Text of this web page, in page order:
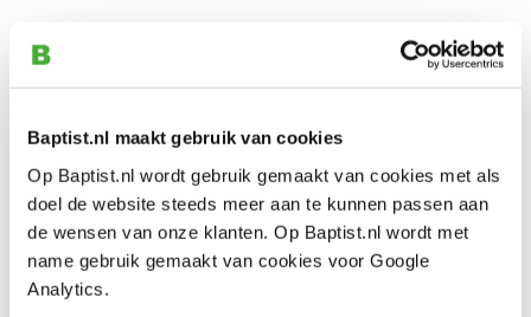
Baptist.nl maakt gebruik van cookies
Op Baptist.nl wordt gebruik gemaakt van cookies met als
doel de website steeds meer aan te kunnen passen aan
de wensen van onze klanten. Op Baptist.nl wordt met
name gebruik gemaakt van cookies voor Google
Analytics.
Hm 134-8 afrondfrees Ø 15,9 x 7,9 mm
radius 1,6 mm (schacht 8 mm)
Artikelnummer: 1071699
€ 73,95 incl. btw
Op voorraad
Vergelijken